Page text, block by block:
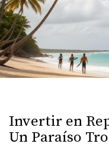
Invertir en
Un Paraíso